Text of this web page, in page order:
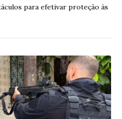
para efetivar proteção às